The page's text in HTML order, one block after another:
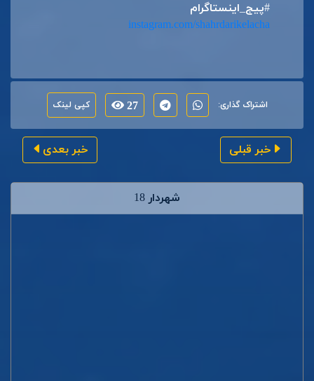
#پیج_اینستاگرام
instagram.com/shahrdarikelacha
اشتراک گذاری: 27 کپی لینک
خبر قبلی خبر بعدی
شهردار 18